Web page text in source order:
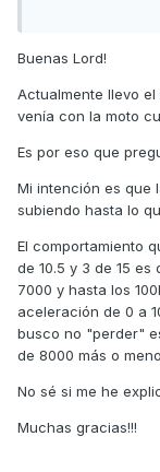
Malossi o el de
el muelle de
a 8.000r.p.m
montar, el
agresivo. Si
llevar el motor
Saludos,
Buenas Lord!
Actualmente llevo
venía con la moto
Es por eso que
Mi intención es que
subiendo hasta lo
El comportamiento
de 10.5 y 3 de 15
7000 y hasta los
aceleración de 0 a
busco no "perder"
de 8000 más o
No sé si me he
Muchas gracias!!!